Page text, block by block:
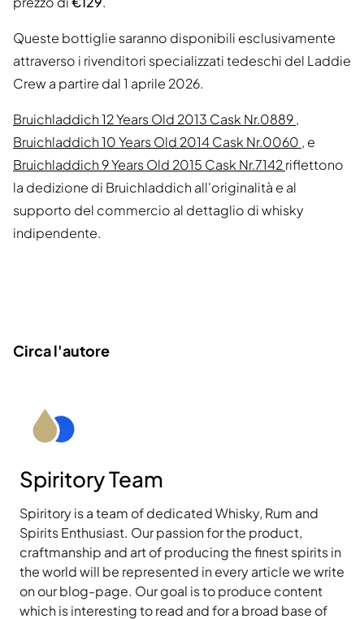
Queste bottiglie saranno disponibili esclusivamente
attraverso i rivenditori specializzati tedeschi del Laddie
Crew a partire dal 1 aprile 2026.
Bruichladdich 12 Years Old 2013 Cask Nr.0889,
Bruichladdich 10 Years Old 2014 Cask Nr.0060 , e
Bruichladdich 9 Years Old 2015 Cask Nr.7142riflettono
la dedizione di Bruichladdich all'originalità e al
supporto del commercio al dettaglio di whisky
indipendente.
Circa l'autore
Spiritory Team
Spiritory is a team of dedicated Whisky, Rum and
Spirits Enthusiast. Our passion for the product,
craftmanship and art of producing the finest spirits in
the world will be represented in every article we write
on our blog-page. Our goal is to produce content
which is interesting to read and for a broad base of